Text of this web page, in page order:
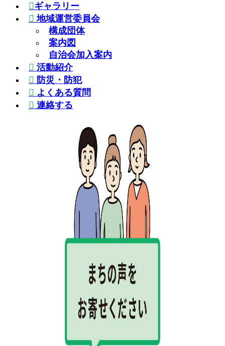
ギャラリー
地域運営委員会
構成団体
案内図
自治会加入案内
活動紹介
防災・防犯
よくある質問
連絡する